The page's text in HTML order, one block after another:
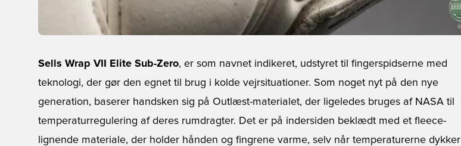
Sells Wrap VII Elite Sub-Zero, er som navnet indikeret, udstyret til fingerspidserne med
teknologi, der gør den egnet til brug i kolde vejrsituationer. Som noget nyt på den nye
generation, baserer handsken sig på Outlæst-materialet, der ligeledes bruges af NASA til
temperaturregulering af deres rumdragter. Det er på indersiden beklædt med et fleece-
lignende materiale, der holder hånden og fingrene varme, selv når temperaturerne dykker